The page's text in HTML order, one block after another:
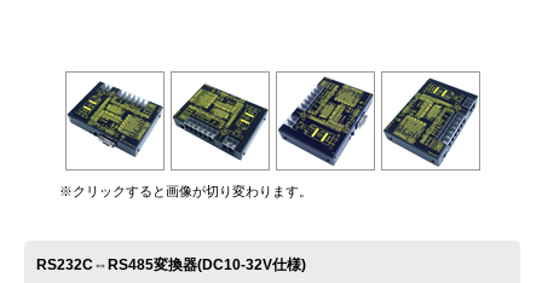
※クリックすると画像が切り変わります。
RS232C⇔RS485変換器(DC10-32V仕様)